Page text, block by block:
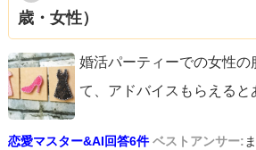
歳・女性）
婚活パーティーでの女性の
て、アドバイスもらえると
恋愛マスター&AI回答6件 ベストアンサー: